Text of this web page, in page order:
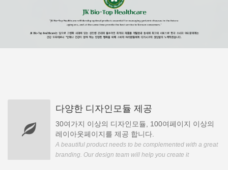
다양한 디자인모듈 제공
30여가지 이상의 디자인모듈, 100여페이지 이상의
레이아웃페이지를 제공 합니다.
A beautiful product needs to be complemented with a great
branding. Our design team will help you create it